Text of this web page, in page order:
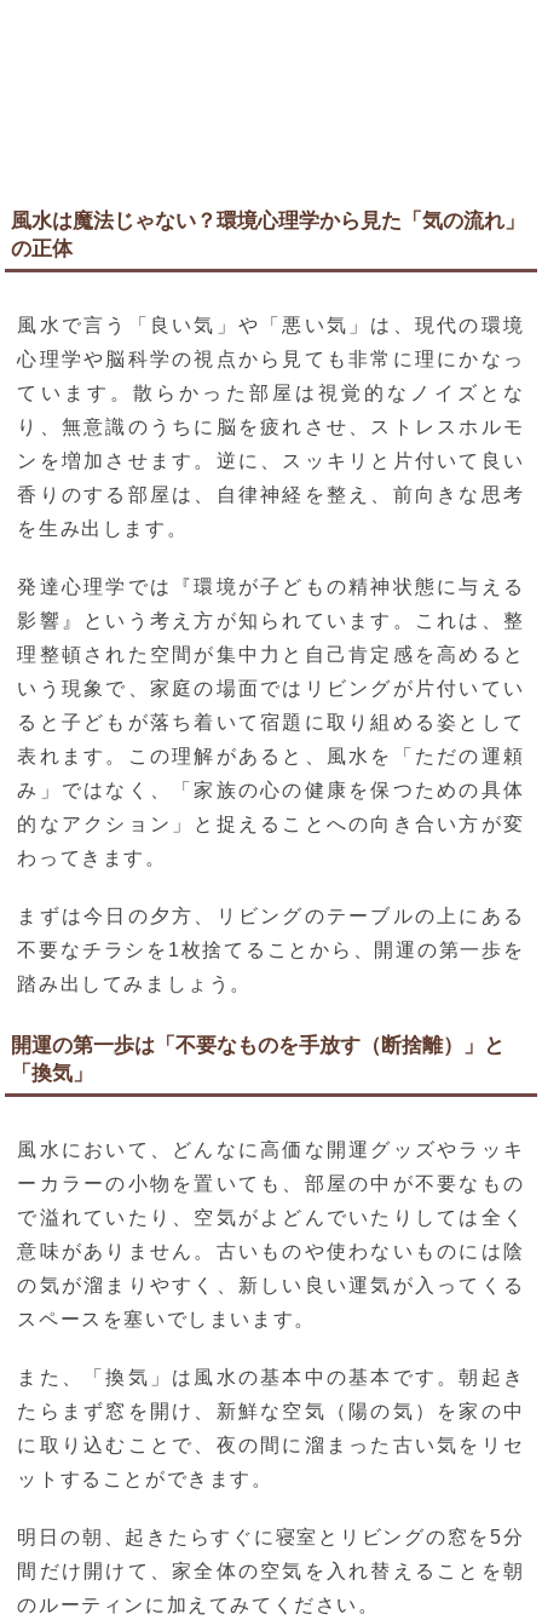
風水は魔法じゃない？環境心理学から見た「気の流れ」
の正体
風水で言う「良い気」や「悪い気」は、現代の環境
心理学や脳科学の視点から見ても非常に理にかなっ
ています。散らかった部屋は視覚的なノイズとな
り、無意識のうちに脳を疲れさせ、ストレスホルモ
ンを増加させます。逆に、スッキリと片付いて良い
香りのする部屋は、自律神経を整え、前向きな思考
を生み出します。
発達心理学では『環境が子どもの精神状態に与える
影響』という考え方が知られています。これは、整
理整頓された空間が集中力と自己肯定感を高めると
いう現象で、家庭の場面ではリビングが片付いてい
ると子どもが落ち着いて宿題に取り組める姿として
表れます。この理解があると、風水を「ただの運頼
み」ではなく、「家族の心の健康を保つための具体
的なアクション」と捉えることへの向き合い方が変
わってきます。
まずは今日の夕方、リビングのテーブルの上にある
不要なチラシを1枚捨てることから、開運の第一歩を
踏み出してみましょう。
開運の第一歩は「不要なものを手放す（断捨離）」と
「換気」
風水において、どんなに高価な開運グッズやラッキ
ーカラーの小物を置いても、部屋の中が不要なもの
で溢れていたり、空気がよどんでいたりしては全く
意味がありません。古いものや使わないものには陰
の気が溜まりやすく、新しい良い運気が入ってくる
スペースを塞いでしまいます。
また、「換気」は風水の基本中の基本です。朝起き
たらまず窓を開け、新鮮な空気（陽の気）を家の中
に取り込むことで、夜の間に溜まった古い気をリセ
ットすることができます。
明日の朝、起きたらすぐに寝室とリビングの窓を5分
間だけ開けて、家全体の空気を入れ替えることを朝
のルーティンに加えてみてください。